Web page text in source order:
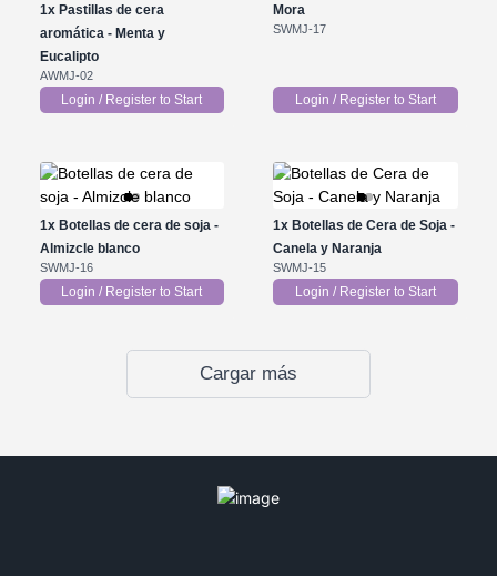
1xPastillas de cera
aromática - Menta y
Eucalipto
AWMJ-02
Login / Register to Start
Mora
SWMJ-17
Login / Register to Start
1xBotellas de cera de soja -
Almizcle blanco
SWMJ-16
Login / Register to Start
1x Botellas de Cera de Soja -
Canela y Naranja
SWMJ-15
Login / Register to Start
Cargar más